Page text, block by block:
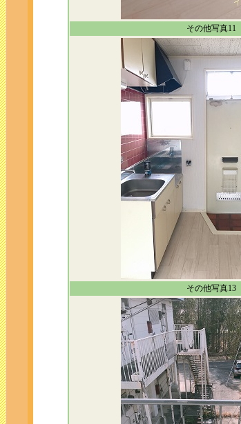
その他写真11
その他写真13